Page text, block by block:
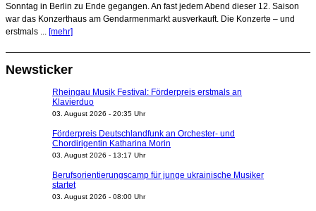
Sonntag in Berlin zu Ende gegangen. An fast jedem Abend dieser 12. Saison
war das Konzerthaus am Gendarmenmarkt ausverkauft. Die Konzerte – und
erstmals ... [mehr]
Newsticker
Rheingau Musik Festival: Förderpreis erstmals an
Klavierduo
03. August 2026 - 20:35 Uhr
Förderpreis Deutschlandfunk an Orchester- und
Chordirigentin Katharina Morin
03. August 2026 - 13:17 Uhr
Berufsorientierungscamp für junge ukrainische Musiker
startet
03. August 2026 - 08:00 Uhr